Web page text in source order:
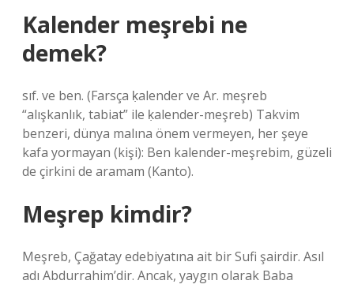
Kalender meşrebi ne
demek?
sıf. ve ben. (Farsça ḳalender ve Ar. meşreb
“alışkanlık, tabiat” ile ḳalender-meşreb) Takvim
benzeri, dünya malına önem vermeyen, her şeye
kafa yormayan (kişi): Ben kalender-meşrebim, güzeli
de çirkini de aramam (Kanto).
Meşrep kimdir?
Meşreb, Çağatay edebiyatına ait bir Sufi şairdir. Asıl
adı Abdurrahim’dir. Ancak, yaygın olarak Baba